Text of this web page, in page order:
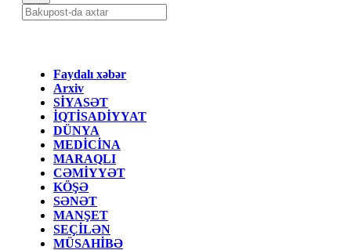
Faydalı xəbər
Arxiv
SİYASƏT
İQTİSADİYYAT
DÜNYA
MEDİCİNA
MARAQLI
CƏMİYYƏT
KÖŞƏ
SƏNƏT
MANŞET
SEÇİLƏN
MÜSAHİBƏ